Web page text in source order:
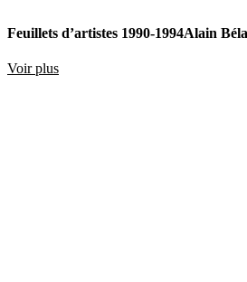
Feuillets d’artistes 1990-1994Alain
Voir plus